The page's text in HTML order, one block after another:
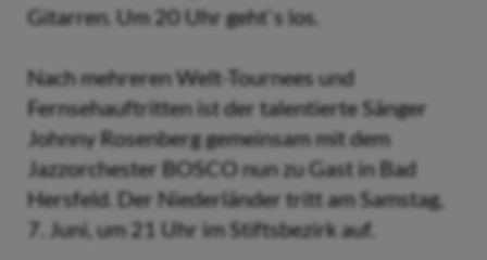
Gitarren. Um 20 Uhr geht`s los.
Nach mehreren Welt-Tournees und
Fernsehauftritten ist der talentierte Sänger
Johnny Rosenberg gemeinsam mit dem
Jazzorchester BOSCO nun zu Gast in Bad
Hersfeld. Der Niederländer tritt am Samstag,
7. Juni, um 21 Uhr im Stiftsbezirk auf.